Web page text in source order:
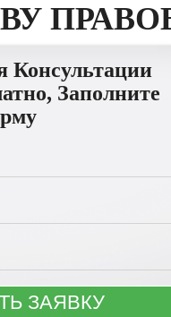
Консультации
Заполните